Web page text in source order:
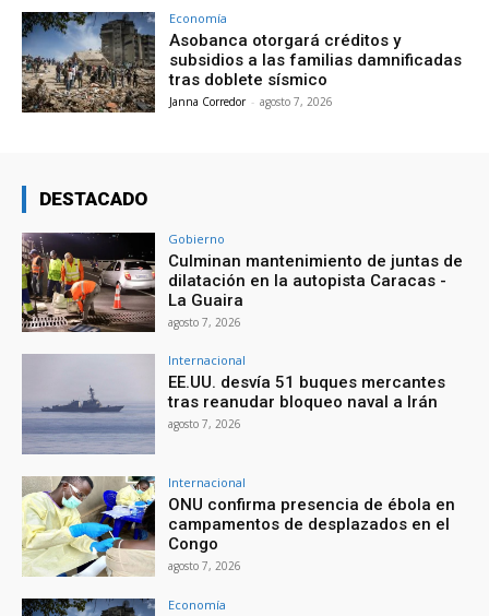
Economía
Asobanca otorgará créditos y
subsidios a las familias damnificadas
tras doblete sísmico
Janna Corredor - agosto 7, 2026
DESTACADO
Gobierno
Culminan mantenimiento de juntas de
dilatación en la autopista Caracas -
La Guaira
agosto 7, 2026
Internacional
EE.UU. desvía 51 buques mercantes
tras reanudar bloqueo naval a Irán
agosto 7, 2026
Internacional
ONU confirma presencia de ébola en
campamentos de desplazados en el
Congo
agosto 7, 2026
Economía